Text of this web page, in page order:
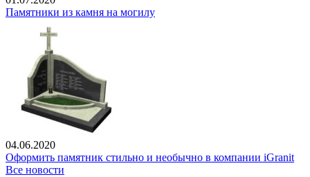
Памятники из камня на могилу
04.06.2020
Оформить памятник стильно и необычно в компании iGranit
Все новости